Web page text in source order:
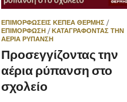
ΕΠΙΜΟΡΦΩΣΕΙΣ ΚΕΠΕΑ ΘΕΡΜΗΣ /
ΕΠΙΜΟΡΦΩΣΗ/ΚΑΤΑΓΡΆΦΟΝΤΑΣ ΤΗΝ
ΑΈΡΙΑ ΡΎΠΑΝΣΗ
Προσεγγίζοντας την
αέρια ρύπανση στο
σχολείο